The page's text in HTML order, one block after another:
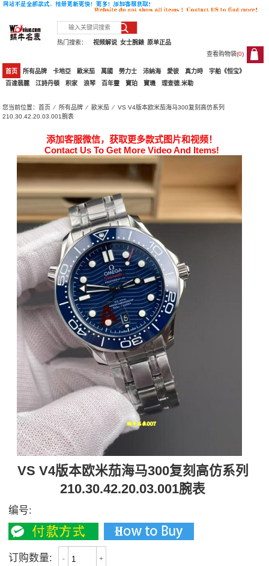
热门搜索： 原单正品
女士腕錶
视频解说
查看购物袋(0)
0
首页 所有品牌 卡地亞 歐米茄 萬國 勞力士 沛納海 愛彼 真力時
宇舶《恒宝》
百達翡麗
江詩丹頓 积家 浪琴 百年靈 寶珀 寶璣 理查德.米勒
您当前位置：首页 ⁄所有品牌 ⁄ 歐米茄 ⁄ VS V4版本欧米茄海马300复刻高仿系列
210.30.42.20.03.001腕表
添加客服微信，获取更多款式图片和视频！
Contact Us To Get More Video And Items!
VS V4版本欧米茄海马300复刻高仿系列
210.30.42.20.03.001腕表
编号:
订购数量: - +